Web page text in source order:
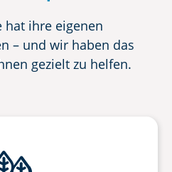
hat ihre eigenen
– und wir haben das
gezielt zu helfen.